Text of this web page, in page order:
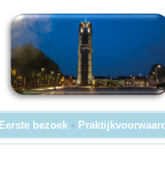
Eerste bezoek •